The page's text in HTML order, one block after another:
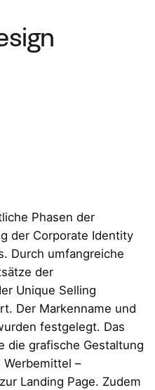
Phasen der
der Corporate Identity
Durch umfangreiche
der
Unique Selling
Der Markenname und
festgelegt. Das
die grafische Gestaltung
–
Landing Page. Zudem